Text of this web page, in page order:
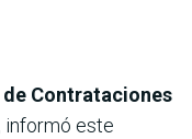
Contrataciones
informó este